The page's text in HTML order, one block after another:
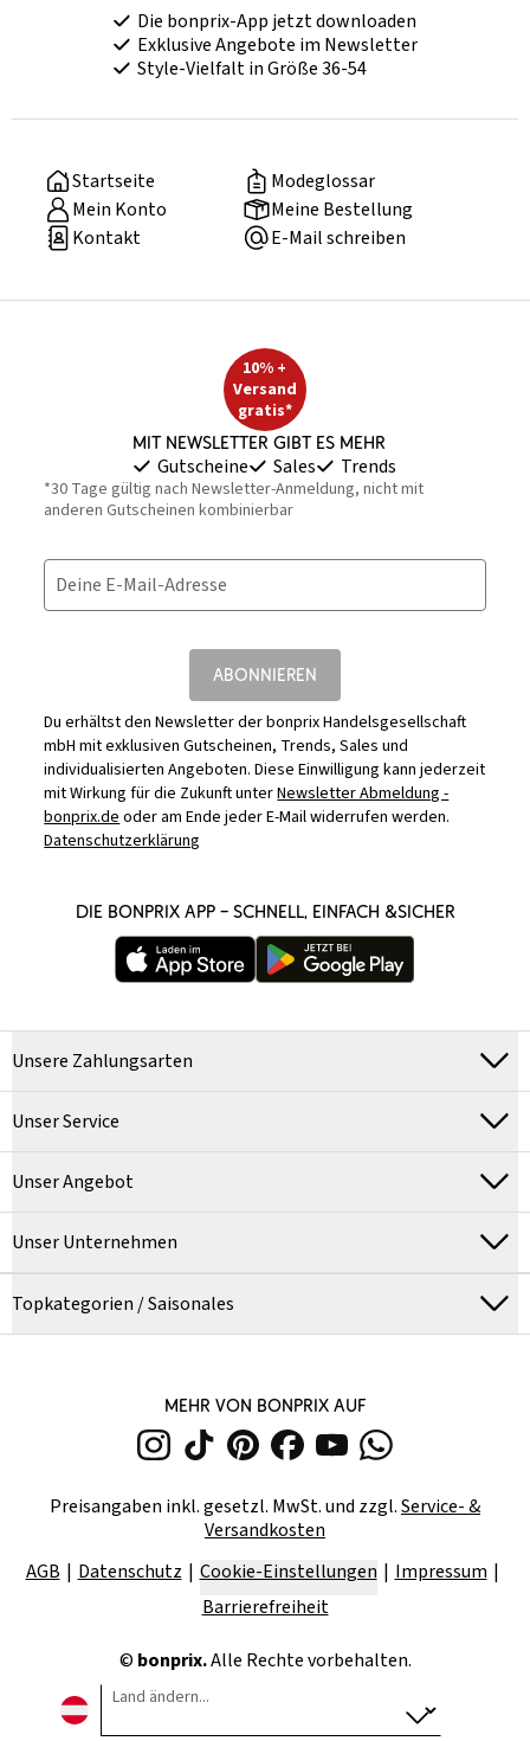
Die bonprix-App jetzt downloaden
Exklusive Angebote im Newsletter
Style-Vielfalt in Größe 36-54
Startseite
Modeglossar
Mein Konto
Meine Bestellung
Kontakt
E-Mail schreiben
10% +
Versand
gratis*
Mit Newsletter gibt es mehr
Gutscheine Sales Trends
*30 Tage gültig nach Newsletter-Anmeldung, nicht mit
anderen Gutscheinen kombinierbar
Deine E-Mail-Adresse
ABONNIEREN
Du erhältst den Newsletter der bonprix Handelsgesellschaft
mbH mit exklusiven Gutscheinen, Trends, Sales und
individualisierten Angeboten. Diese Einwilligung kann jederzeit
mit Wirkung für die Zukunft unterNewsletter Abmeldung -
bonprix.deoder am Ende jeder E-Mail widerrufen werden.
Datenschutzerklärung
DIE BONPRIX APP – SCHNELL, EINFACH &SICHER
Unsere Zahlungsarten
Unser Service
Unser Angebot
Unser Unternehmen
Topkategorien / Saisonales
MEHR VON BONPRIX AUF
Preisangaben inkl. gesetzl. MwSt. und zzgl.Service- &
Versandkosten
AGB
Datenschutz Cookie-Einstellungen
Impressum
Barrierefreiheit
© bonprix.Alle Rechte vorbehalten.
Land ändern...